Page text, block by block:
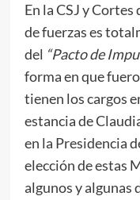
En la CSJ y
de fuerzas es
del “Pacto de
forma en que
tienen los cargos
estancia de
en la Presidencia
elección de estas
algunos y algunas